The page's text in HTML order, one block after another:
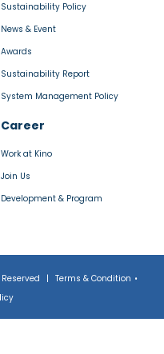
Sustainability Policy
News & Event
Awards
Sustainability Report
System Management Policy
Career
Work at Kino
Join Us
Development & Program
| Terms & Condition •